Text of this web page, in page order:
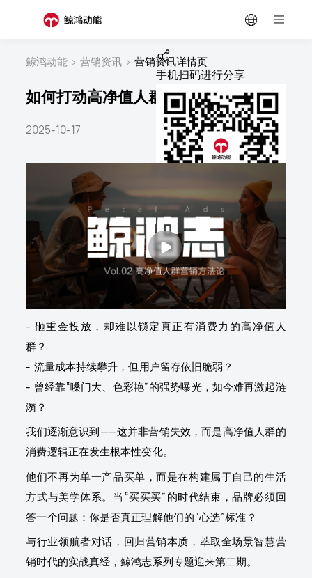
鲸鸿动能 > 营销资讯 > 营销资讯详情页
如何打动高净值人群？｜鲸鸿志
2025-10-17
手机扫码进行分享
- 砸重金投放，却难以锁定真正有消费力的高净值人
群？
- 流量成本持续攀升，但用户留存依旧脆弱？
- 曾经靠“嗓门大、色彩艳”的强势曝光，如今难再激起涟
漪？
我们逐渐意识到——这并非营销失效，而是高净值人群的
消费逻辑正在发生根本性变化。
他们不再为单一产品买单，而是在构建属于自己的生活
方式与美学体系。当“买买买”的时代结束，品牌必须回
答一个问题：你是否真正理解他们的“心选”标准？
与行业领航者对话，回归营销本质，萃取全场景智慧营
销时代的实战真经，鲸鸿志系列专题迎来第二期。